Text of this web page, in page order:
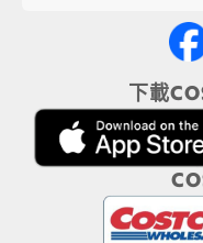
下載